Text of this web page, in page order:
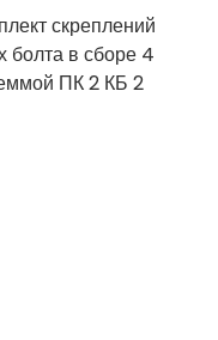
скреплений
болта в сборе 4
ПК 2 КБ 2